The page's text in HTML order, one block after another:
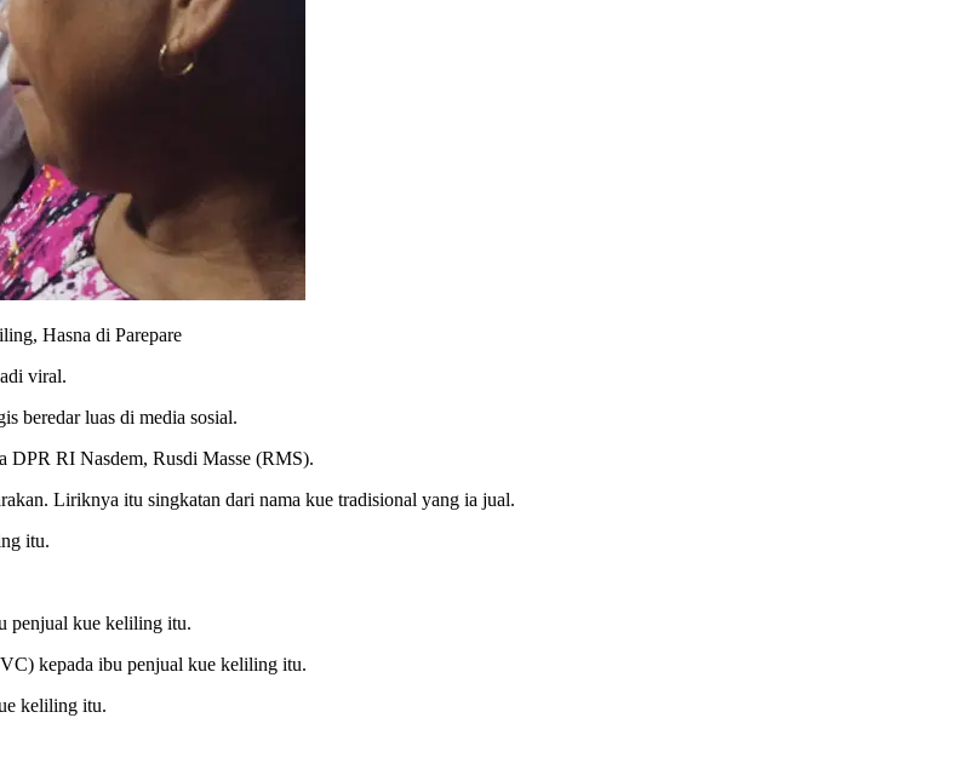
Hasna di Parepare
viral.
beredar luas di media sosial.
DPR RI Nasdem, Rusdi Masse (RMS).
Liriknya itu singkatan dari nama kue tradisional yang ia jual.
itu.
penjual kue keliling itu.
kepada ibu penjual kue keliling itu.
keliling itu.